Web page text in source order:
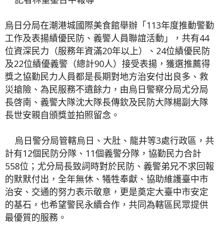
烏日分局在潮港城國際美食館舉辦「113年度推動警勤
工作及表揚績優民防、義警人員聯誼活動」，共有44
位資深民力（服務年資滿20年以上）、24位績優民防
及22位績優義警（總計90人）接受表揚，獲選推薦得
獎之協勤民力人員都是長期對地方治安付出良多、救
災搶險、為民服務不遺餘力，由烏日警察分局尤分局
長啓南、義警大隊沈大隊長傳欽及民防大隊楊副大隊
長世安親自頒獎並拍照留念。
烏日警分局管轄烏日、大肚、龍井等3處行政區，共
計有12個民防分隊、11個義警分隊，協勤民力合計
558位；尤分局長致詞時對於民防、義警弟兄不求回報
的默默付出，全年無休、犧牲奉獻、協助維護臺中市
治安、交通的努力表示敬意，更是奠定大臺中市安定
的基石，也希望警民永續合作，共同為轄區民眾提供
最優質的服務。